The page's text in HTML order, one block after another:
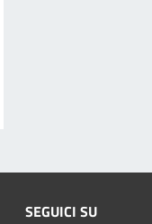
SEGUICI SU